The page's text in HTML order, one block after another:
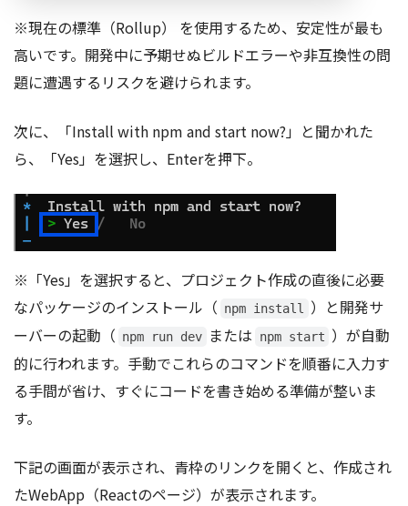
※現在の標準（Rollup） を使用するため、安定性が最も
高いです。開発中に予期せぬビルドエラーや非互換性の問
題に遭遇するリスクを避けられます。
次に、「Install with npm and start now?」と聞かれた
ら、「Yes」を選択し、Enterを押下。
※「Yes」を選択すると、プロジェクト作成の直後に必要
なパッケージのインストール（ npm install
）と開発サ
ーバーの起動（ npm run dev または npm start ）が自動
的に行われます。手動でこれらのコマンドを順番に入力す
る手間が省け、すぐにコードを書き始める準備が整いま
す。
下記の画面が表示され、青枠のリンクを開くと、作成され
たWebApp（Reactのページ）が表示されます。